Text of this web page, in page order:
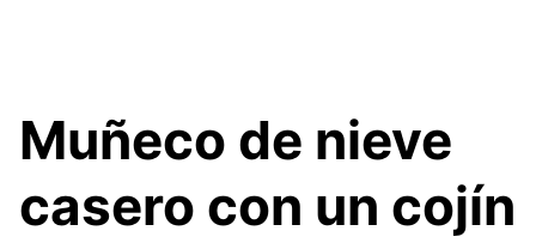
Muñeco de nieve
casero con un cojín